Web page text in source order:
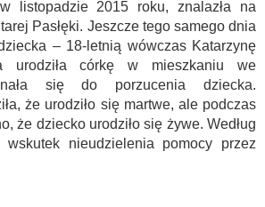
listopadzie 2015 roku, znalazła na
Pasłęki. Jeszcze tego samego dnia
– 18-letnią wówczas Katarzynę
urodziła córkę w mieszkaniu we
się do porzucenia dziecka.
że urodziło się martwe, ale podczas
że dziecko urodziło się żywe. Według
wskutek nieudzielenia pomocy przez